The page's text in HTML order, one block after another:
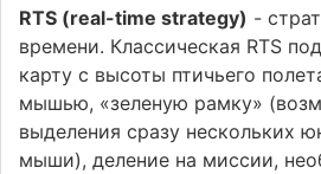
RTS (real-time strategy) -
времени. Классическая RTS
карту с высоты птичьего
мышью, «зеленую рамку»
выделения сразу нескольких
мыши), деление на миссии,